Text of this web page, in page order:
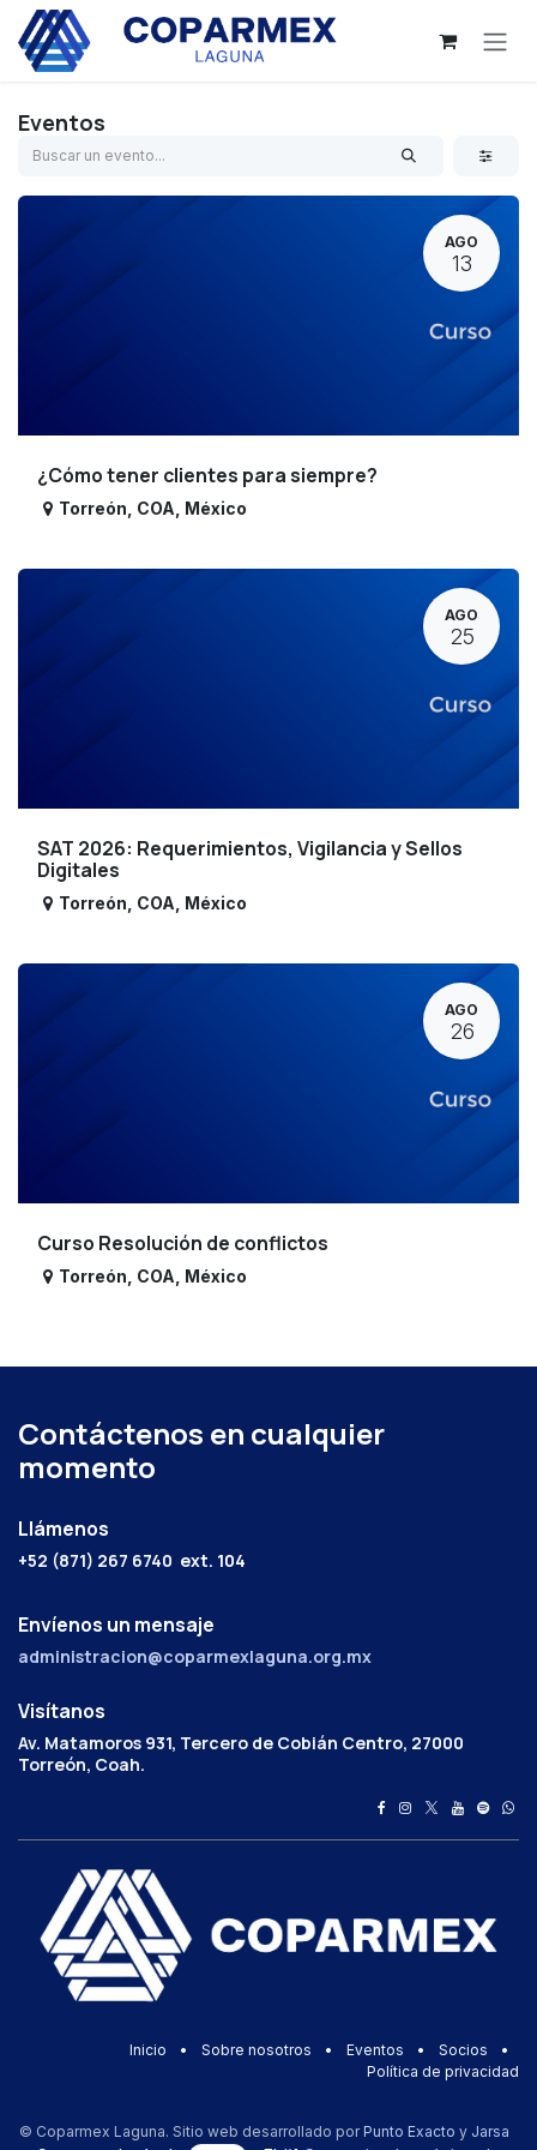
Ir al contenido
Eventos
AGO
13
¿Cómo tener clientes para siempre?
Torreón COA México
AGO
25
SAT 2026: Requerimientos, Vigilancia y Sellos
Digitales
Torreón COA México
AGO
26
Curso Resolución de conflictos
Torreón COA México
Contáctenos en cualquier
momento
Llámenos
+52 (871) 267 6740 ext. 104
Envíenos un mensaje
administracion@coparmexlaguna.org.mx
Visítanos
Av. Matamoros 931, Tercero de Cobián Centro, 27000
Torreón, Coah.
Inicio • Sobre nosotros • Eventos • Socios
•
Política de privacidad
© Coparmex Laguna. Sitio web desarrollado por Punto Exacto y Jarsa